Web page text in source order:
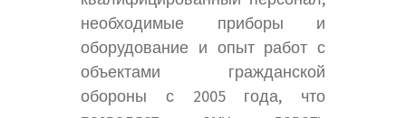
необходимые приборы и
оборудование и опыт работ с
объектами гражданской
обороны с 2005 года, что